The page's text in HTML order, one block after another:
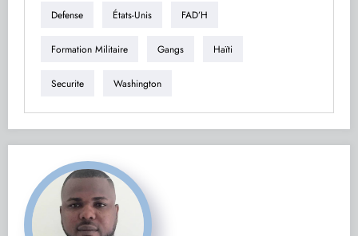
Defense États-Unis FAD’H
Formation Militaire Gangs Haïti
Securite Washington